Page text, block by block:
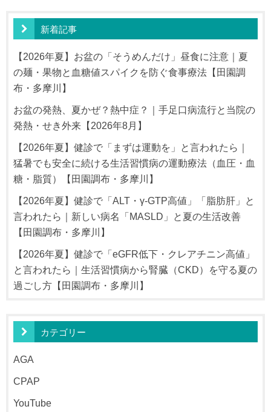
新着記事
【2026年夏】お盆の「そうめんだけ」昼食に注意｜夏
の麺・果物と血糖値スパイクを防ぐ食事療法【田園調
布・多摩川】
お盆の発熱、夏かぜ？熱中症？｜手足口病流行と当院の
発熱・せき外来【2026年8月】
【2026年夏】健診で「まずは運動を」と言われたら｜
猛暑でも安全に続ける生活習慣病の運動療法（血圧・血
糖・脂質）【田園調布・多摩川】
【2026年夏】健診で「ALT・γ-GTP高値」「脂肪肝」と
言われたら｜新しい病名「MASLD」と夏の生活改善
【田園調布・多摩川】
【2026年夏】健診で「eGFR低下・クレアチニン高値」
と言われたら｜生活習慣病から腎臓（CKD）を守る夏の
過ごし方【田園調布・多摩川】
カテゴリー
AGA
CPAP
YouTube